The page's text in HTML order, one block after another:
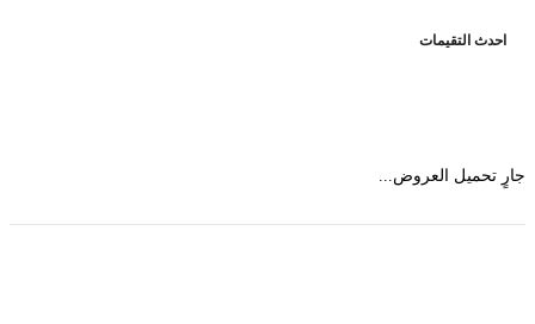
التقيمات
تحميل العروض...